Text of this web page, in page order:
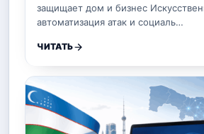
защищает дом и бизнес
автоматизация атак и социаль…
ЧИТАТЬ